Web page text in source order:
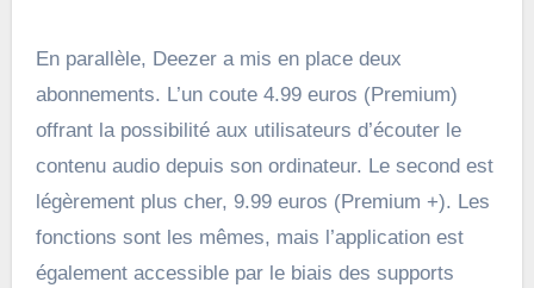
En parallèle, Deezer a mis en place deux
abonnements. L’un coute 4.99 euros (Premium)
offrant la possibilité aux utilisateurs d’écouter le
contenu audio depuis son ordinateur. Le second est
légèrement plus cher, 9.99 euros (Premium +). Les
fonctions sont les mêmes, mais l’application est
également accessible par le biais des supports